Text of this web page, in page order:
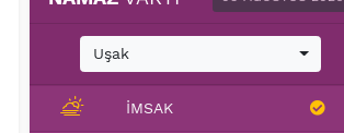
Uşak
İMSAK